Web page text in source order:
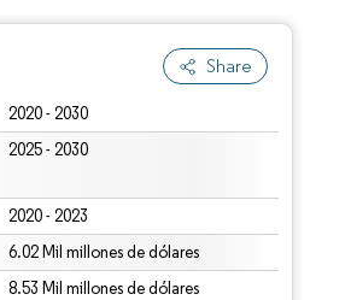
Share
2020 - 2030
2025 - 2030
2020 - 2023
6.02 Mil millones de dólares
8.53 Mil millones de dólares